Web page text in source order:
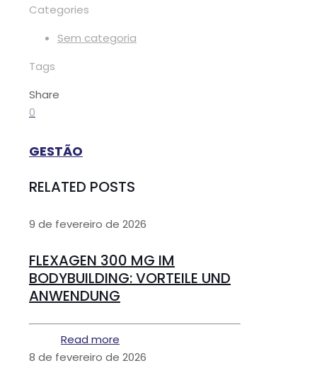
Categories
Sem categoria
Tags
Share
0
GESTÃO
RELATED POSTS
9 de fevereiro de 2026
FLEXAGEN 300 MG IM
BODYBUILDING: VORTEILE UND
ANWENDUNG
Read more
8 de fevereiro de 2026